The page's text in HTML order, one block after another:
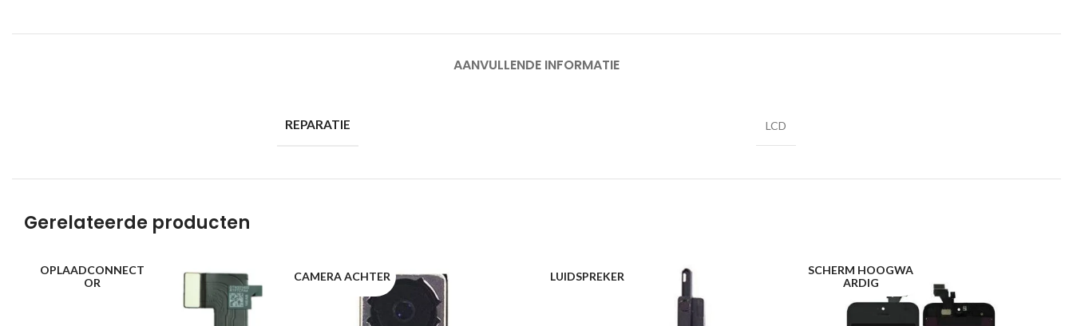
AANVULLENDE INFORMATIE
REPARATIE LCD
Gerelateerde producten
OPLAADCONNECT
OR
CAMERA ACHTER LUIDSPREKER
SCHERM HOOGWA
ARDIG